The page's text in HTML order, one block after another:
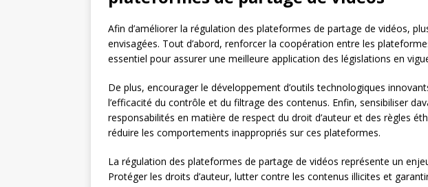
Afin d’améliorer la régulation des plateformes de partage de vidéos,
envisagées. Tout d’abord, renforcer la coopération entre les
essentiel pour assurer une meilleure application des législations en
De plus, encourager le développement d’outils technologiques
l’efficacité du contrôle et du filtrage des contenus. Enfin, sensibiliser
responsabilités en matière de respect du droit d’auteur et des règles
réduire les comportements inappropriés sur ces plateformes.
La régulation des plateformes de partage de vidéos représente un
Protéger les droits d’auteur, lutter contre les contenus illicites et